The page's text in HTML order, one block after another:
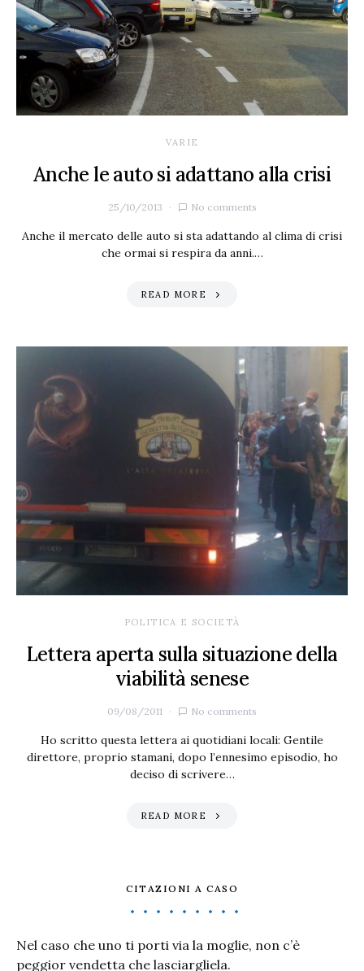
VARIE
Anche le auto si adattano alla crisi
25/10/2013 No comments
Anche il mercato delle auto si sta adattando al clima di crisi
che ormai si respira da anni.…
READ MORE
POLITICA E SOCIETÀ
Lettera aperta sulla situazione della
viabilità senese
09/08/2011 No comments
Ho scritto questa lettera ai quotidiani locali: Gentile
direttore, proprio stamani, dopo l’ennesimo episodio, ho
deciso di scrivere…
READ MORE
CITAZIONI A CASO
Nel caso che uno ti porti via la moglie, non c’è
peggior vendetta che lasciargliela.